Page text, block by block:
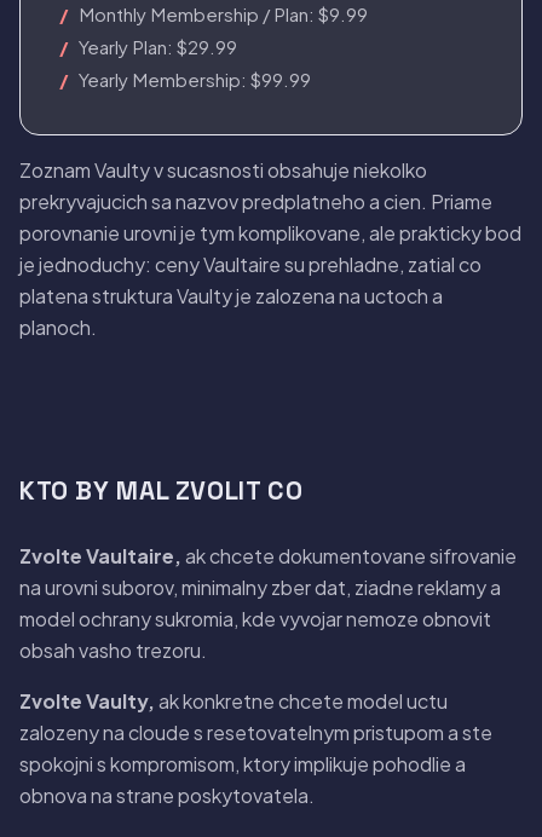
Monthly Membership / Plan: $9.99
Yearly Plan: $29.99
Yearly Membership: $99.99
Zoznam Vaulty v sucasnosti obsahuje niekolko
prekryvajucich sa nazvov predplatneho a cien. Priame
porovnanie urovni je tym komplikovane, ale prakticky bod
je jednoduchy: ceny Vaultaire su prehladne, zatial co
platena struktura Vaulty je zalozena na uctoch a
planoch.
KTO BY MAL ZVOLIT CO
Zvolte Vaultaire,ak chcete dokumentovane sifrovanie
na urovni suborov, minimalny zber dat, ziadne reklamy a
model ochrany sukromia, kde vyvojar nemoze obnovit
obsah vasho trezoru.
Zvolte Vaulty,ak konkretne chcete model uctu
zalozeny na cloude s resetovatelnym pristupom a ste
spokojni s kompromisom, ktory implikuje pohodlie a
obnova na strane poskytovatela.